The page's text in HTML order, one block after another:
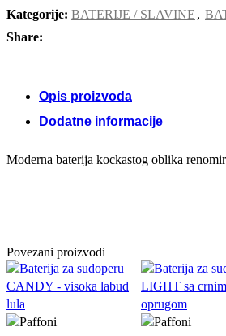
Kategorije: BATERIJE / SLAVINE ,
Share:
Opis proizvoda
Dodatne informacije
Moderna baterija kockastog oblika
Povezani proizvodi